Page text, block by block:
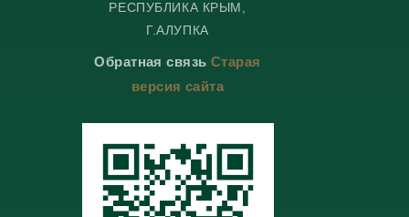
e
m
e
g
r
m
n
t
a
t
e
o
k
l
s
s
k
i
РЕСПУБЛИКА КРЫМ,
Г.АЛУПКА
Обратная связь Старая
версия сайта